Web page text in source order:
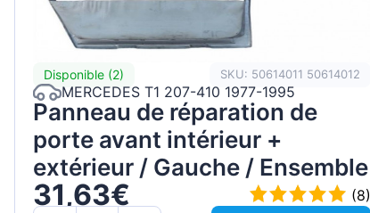
Disponible (2) SKU: 50614011 50614012
MERCEDES T1 207-410 1977-1995
Panneau de réparation de
porte avant intérieur +
extérieur / Gauche / Ensemble
31,63€
(8)